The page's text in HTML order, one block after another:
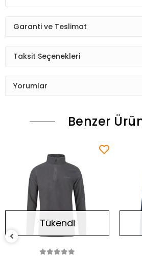
Garanti ve Teslimat
Taksit Seçenekleri
Yorumlar
Benzer
Tükendi